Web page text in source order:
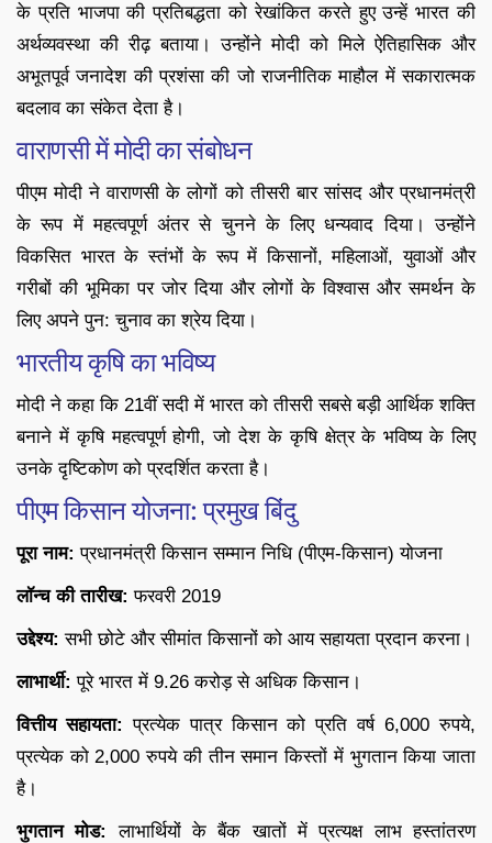
के प्रति भाजपा की प्रतिबद्धता को रेखांकित करते हुए उन्हें भारत की
अर्थव्यवस्था की रीढ़ बताया। उन्होंने मोदी को मिले ऐतिहासिक और
अभूतपूर्व जनादेश की प्रशंसा की जो राजनीतिक माहौल में सकारात्मक
बदलाव का संकेत देता है।
वाराणसी में मोदी का संबोधन
पीएम मोदी ने वाराणसी के लोगों को तीसरी बार सांसद और प्रधानमंत्री
के रूप में महत्वपूर्ण अंतर से चुनने के लिए धन्यवाद दिया। उन्होंने
विकसित भारत के स्तंभों के रूप में किसानों, महिलाओं, युवाओं और
गरीबों की भूमिका पर जोर दिया और लोगों के विश्वास और समर्थन के
लिए अपने पुन: चुनाव का श्रेय दिया।
भारतीय कृषि का भविष्य
मोदी ने कहा कि 21वीं सदी में भारत को तीसरी सबसे बड़ी आर्थिक शक्ति
बनाने में कृषि महत्वपूर्ण होगी, जो देश के कृषि क्षेत्र के भविष्य के लिए
उनके दृष्टिकोण को प्रदर्शित करता है।
पीएम किसान योजना: प्रमुख बिंदु
पूरा नाम: प्रधानमंत्री किसान सम्मान निधि (पीएम-किसान) योजना
लॉन्च की तारीख: फरवरी 2019
उद्देश्य: सभी छोटे और सीमांत किसानों को आय सहायता प्रदान करना।
लाभार्थी: पूरे भारत में 9.26 करोड़ से अधिक किसान।
वित्तीय सहायता: प्रत्येक पात्र किसान को प्रति वर्ष 6,000 रुपये,
प्रत्येक को 2,000 रुपये की तीन समान किस्तों में भुगतान किया जाता
है।
भुगतान मोड:
लाभार्थियों के बैंक खातों में प्रत्यक्ष लाभ हस्तांतरण